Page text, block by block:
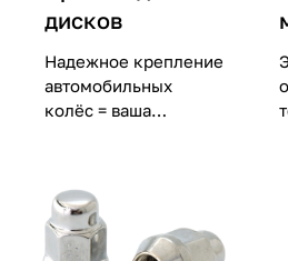
дисков
Надежное крепление
автомобильных
колёс = ваша